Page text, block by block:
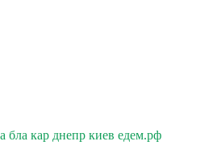
бла кар днепр киев едем.рф